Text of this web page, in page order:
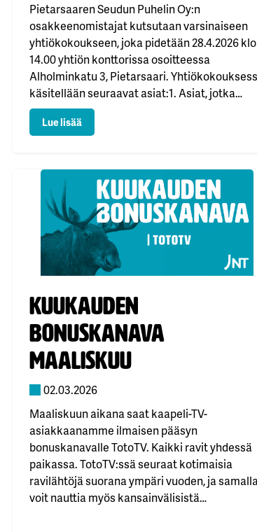
Pietarsaaren Seudun Puhelin Oy:n
osakkeenomistajat kutsutaan varsinaiseen
yhtiökokoukseen, joka pidetään 28.4.2026 klo
14.00 yhtiön konttorissa osoitteessa
Alholminkatu 3, Pietarsaari.
käsitellään seuraavat asiat:1. Asiat, jotka
yhtiöjärjestyksen 12 § nojalla kuuluvat
varsinaisen yhtiökokouksen käsiteltäviksi.2.
omien osakkeiden hankkimisesta osakkeiden
omistajilta, jotka tarjoavat niitä myytäväksi
yhtiölle. Hallituksen yllä mainitut ehdotukset
sekä…
Lue lisää: Kutsu yhtiökokoukseen
Kuukauden
bonuskanava
maaliskuu
Julkaistu:
02.03.2026
Maaliskuun aikana saat kaapeli-TV-
asiakkaanamme ilmaisen pääsyn
bonuskanavalle TotoTV. Kaikki ravit yhdessä
paikassa. TotoTV:ssä seuraat kotimaisia
ravilähtöjä suorana ympäri vuoden, ja
voit nauttia myös kansainvälisistä